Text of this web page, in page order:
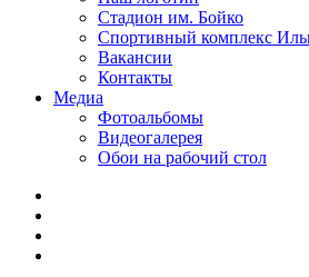
Стадион им. Бойко
Спортивный комплекс
Вакансии
Контакты
Медиа
Фотоальбомы
Видеогалерея
Обои на рабочий стол